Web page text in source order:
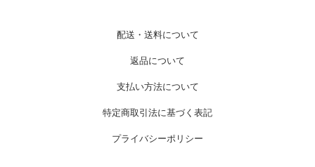
配送・送料について
返品について
支払い方法について
特定商取引法に基づく表記
プライバシーポリシー